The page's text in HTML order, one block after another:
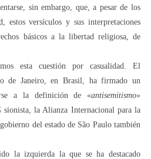
sin embargo, que, a pesar de los
estos versículos y sus interpretaciones
básicos a la libertad religiosa, de
esta cuestión por casualidad. El
de Janeiro, en Brasil, ha firmado un
a la definición de «antisemitismo»
sionista, la Alianza Internacional para la
del estado de São Paulo también
la izquierda la que se ha destacado